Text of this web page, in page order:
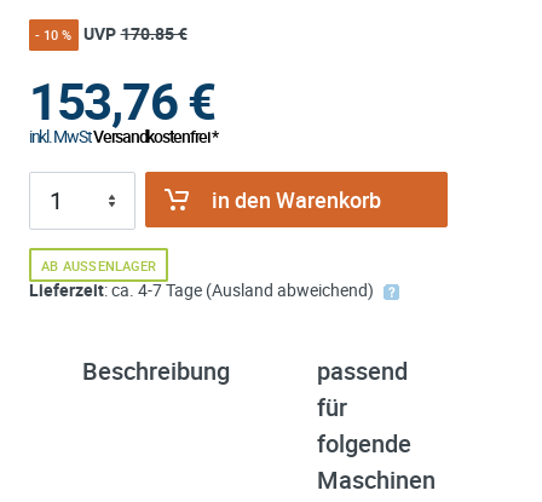
- 10 % UVP 170.85 €
153,76€
inkl. MwStVersandkostenfrei *
in den Warenkorb
AB AUSSENLAGER
Lieferzeit: ca. 4-7 Tage (Ausland abweichend)
Beschreibung
passend
für
folgende
Maschinen